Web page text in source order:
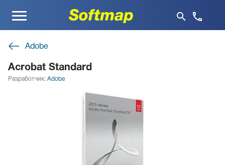
Меню
Adobe
Acrobat Standard
Разработчик: Adobe